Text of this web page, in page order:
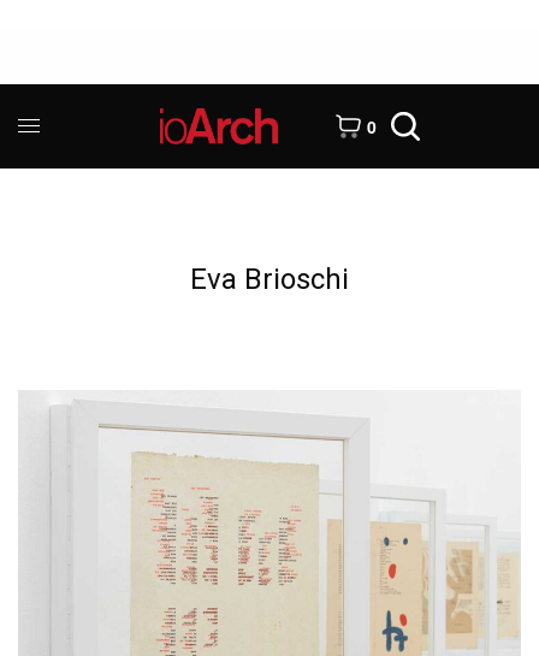
0
Eva Brioschi